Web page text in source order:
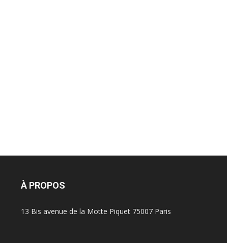
À PROPOS
13 Bis avenue de la Motte Piquet 75007 Paris